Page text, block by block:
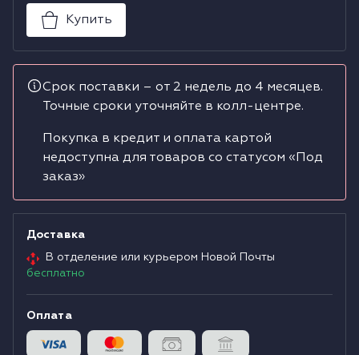
Водонагреватели
Купить
Срок поставки – от 2 недель до 4 месяцев.
Точные сроки уточняйте в колл-центре.
Покупка в кредит и оплата картой
недоступна для товаров со статусом «Под
заказ»
Доставка
В отделение или курьером Новой Почты
бесплатно
Оплата